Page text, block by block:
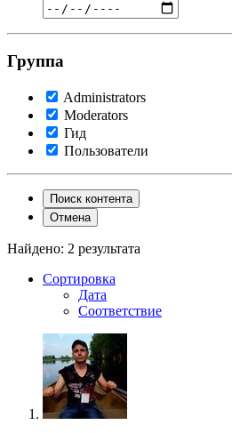
Группа
Administrators
Moderators
Гид
Пользователи
Поиск контента
Отмена
Найдено: 2 результата
Сортировка
Дата
Соответствие